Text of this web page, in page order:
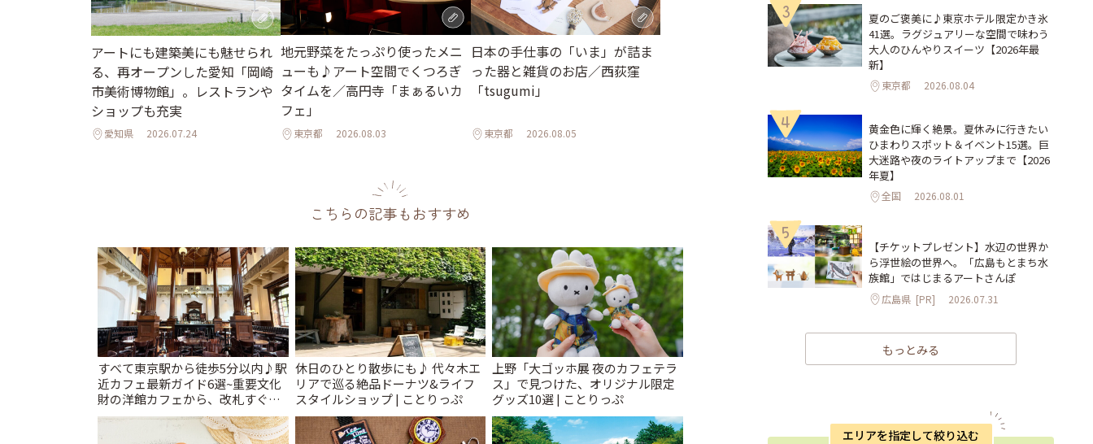
アートにも建築美にも魅せられ
る、再オープンした愛知「岡崎
市美術博物館」。レストランや
ショップも充実
愛知県 2026.07.24
地元野菜をたっぷり使ったメニ
ューも♪アート空間でくつろぎ
タイムを／高円寺「まぁるいカ
フェ」
東京都 2026.08.03
日本の手仕事の「いま」が詰ま
った器と雑貨のお店／西荻窪
「tsugumi」
東京都 2026.08.05
こちらの記事もおすすめ
すべて東京駅から徒歩5分以内♪駅
近カフェ最新ガイド6選~重要文化
財の洋館カフェから、改札すぐの
レトロ喫茶まで~ | ことりっぷ
休日のひとり散歩にも♪ 代々木エ
リアで巡る絶品ドーナツ&ライフ
スタイルショップ | ことりっぷ
上野「大ゴッホ展 夜のカフェテラ
ス」で見つけた、オリジナル限定
グッズ10選 | ことりっぷ
3
夏のご褒美に♪東京ホテル限定かき氷
41選。ラグジュアリーな空間で味わう
大人のひんやりスイーツ【2026年最
新】
東京都 2026.08.04
4
黄金色に輝く絶景。夏休みに行きたい
ひまわりスポット＆イベント15選。巨
大迷路や夜のライトアップまで【2026
年夏】
全国 2026.08.01
5
【チケットプレゼント】水辺の世界か
ら浮世絵の世界へ。「広島もとまち水
族館」ではじまるアートさんぽ
広島県 [PR] 2026.07.31
もっとみる
エリアを指定して絞り込む